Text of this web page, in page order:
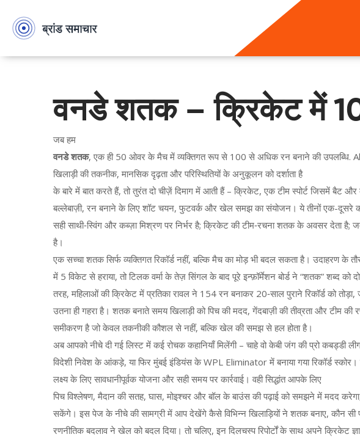
वनडे शतक – क्रिकेट में
जब हम
वनडे शतक, एक ही 50 ओवर के मैच में व्यक्तिगत रूप से 100 से अधिक रन बनाने की उपलब्धि.
खिलाड़ी की तकनीक, मानसिक दृढ़ता और परिस्थितियों के अनुकूलन को दर्शाता है
के बारे में बात करते हैं, तो तुरंत दो चीज़ें दिमाग में आती हैं – क्रिकेट, एक टीम स्पोर्ट जिसमें बैट और
बल्लेबाज़ी, रन बनाने के लिए शॉट चयन, फुटवर्क और खेल समझ का संयोजन । ये तीनों एक-दूसरे
सही साथी‑स्विंग और कब्ज़ा मिश्रण पर निर्भर है; क्रिकेट की टीम‑रचना शतक के अवसर देता
है।
एक सच्चा शतक सिर्फ व्यक्तिगत रिकॉर्ड नहीं, बल्कि मैच का मोड़ भी बदल सकता है। उदाहरण के
में 5 विकेट से हराया, तो टिलक वर्मा के तेज़ सिंगल के बाद पूरे इन्फ़ॉर्मेशन बोर्ड ने “शतक” शब्द को
तरह, महिलाओं की क्रिकेट में प्रतिका रावल ने 154 रन बनाकर 20‑साल पुराने रिकॉर्ड को
उतना ही गहरा है। शतक बनाते समय खिलाड़ी को पिच की मदद, गेंदबाज़ी की तीव्रता और टीम
समीकरण है जो केवल तकनीकी कौशल से नहीं, बल्कि खेल की समझ से हल होता है।
अब आपको नीचे दी गई लिस्ट में कई रोचक कहानियाँ मिलेंगी – चाहे वो केबी जंग की प्रो कबड्डी
विदेशी निवेश के आंकड़े, या फिर मुंबई इंडियंस के WPL Eliminator में बनाया गया रिकॉर्ड
लक्ष्य के लिए सावधानीपूर्वक योजना और सही समय पर कार्रवाई। वही सिद्धांत आपके लिए
पिच विश्लेषण, मैदान की सतह, घास, मोइश्चर और बॉल के बाउंस की पढ़ाई को समझने में मदद
सकेंगे। इस पेज के नीचे की सामग्री में आप देखेंगे कैसे विभिन्न खिलाड़ियों ने शतक बनाए, कौन सी
रणनीतिक बदलाव ने खेल को बदल दिया। तो चलिए, इन दिलचस्प रिपोर्टों के साथ अपने क्रिकेट